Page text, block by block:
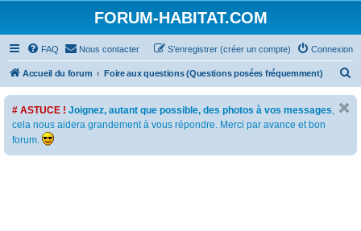
FORUM-HABITAT.COM
FAQ Nous contacter Connexion
S’enregistrer (créer un compte)
Accueil du forum Foire aux questions (Questions posées fréquemment)
e
# ASTUCE ! Joignez, autant que possible, des photos à vos messages,
cela nous aidera grandement à vous répondre. Merci par avance et bon
forum.